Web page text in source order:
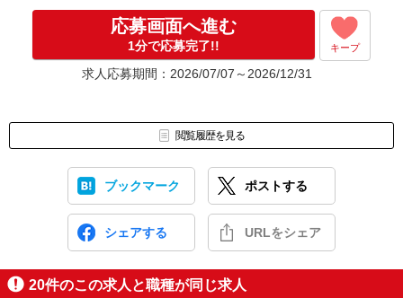
応募画面へ進む
1分で応募完了!! キープ
求人応募期間：2026/07/07～2026/12/31
閲覧履歴を見る
ブックマーク ポストする
シェアする URLをシェア
20件のこの求人と職種が同じ求人